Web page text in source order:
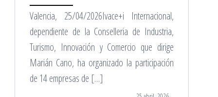
Valencia, 25/04/2026Ivace+i Internacional,
dependiente de la Conselleria de Industria,
Turismo, Innovación y Comercio que dirige
Marián Cano, ha organizado la participación
de 14 empresas de […]